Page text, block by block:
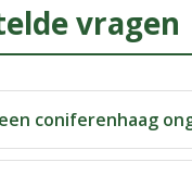
vragen
coniferenhaag